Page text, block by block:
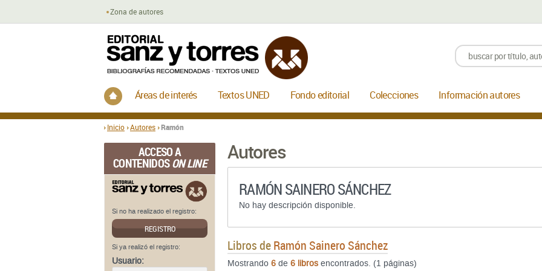
Inicio Autores Ramón
Inicio
Áreas de interés Textos UNED Fondo editorial Colecciones Información autores
Zona de autores
ACCESO A
CONTENIDOSON LINE
Si no ha realizado el registro:
REGISTRO
Si ya realizó el registro:
Usuario:
Autores
RAMÓN SAINERO SÁNCHEZ
No hay descripción disponible.
Libros deRamón Sainero Sánchez
Mostrando 6 de 6 libros encontrados. (1 páginas)